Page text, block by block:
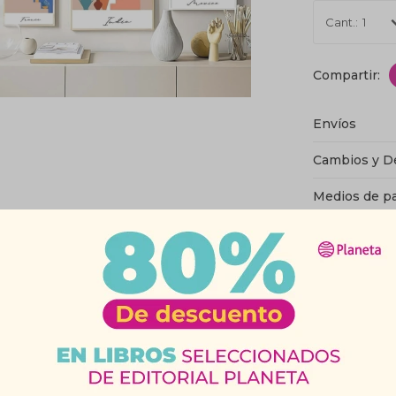
1
Envíos
Cambios y
Medios de
Productos que te pueden interesar